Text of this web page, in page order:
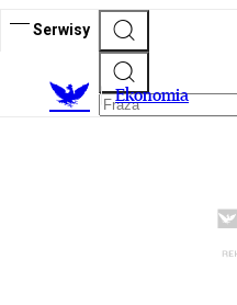
Serwisy
Ekonomia